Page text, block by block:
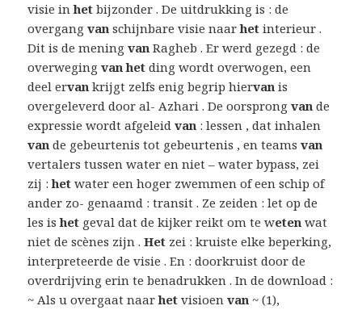
visie inhet bijzonder . De uitdrukking is : de
overgangvan schijnbare visie naarhet interieur .
Dit is de meningvan Ragheb . Er werd gezegd : de
overwegingvan het ding wordt overwogen, een
deel ervan krijgt zelfs enig begrip hiervan is
overgeleverd door al- Azhari . De oorsprongvan de
expressie wordt afgeleidvan : lessen , dat inhalen
van de gebeurtenis tot gebeurtenis , en teamsvan
vertalers tussen water en niet – water bypass, zei
zij :het water een hoger zwemmen of een schip of
ander zo- genaamd : transit . Ze zeiden : let op de
les ishet geval dat de kijker reikt om te weten wat
niet de scènes zijn .Het zei : kruiste elke beperking,
interpreteerde de visie . En : doorkruist door de
overdrijving erin te benadrukken . In de download :
~ Als u overgaat naarhet visioenvan ~ (1),